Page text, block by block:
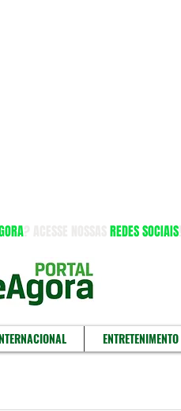
? ACESSE NOSSAS REDES SOCIAIS!
ENTRETENIMENTO